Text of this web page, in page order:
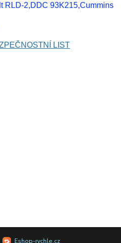
RLD-2,DDC 93K215,Cummins
LIST
Eshop-rychle.cz